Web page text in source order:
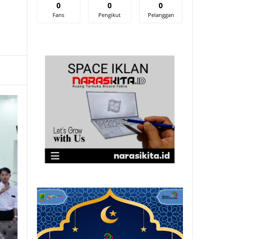
0
Fans
0
Pengikut
0
Pelanggan